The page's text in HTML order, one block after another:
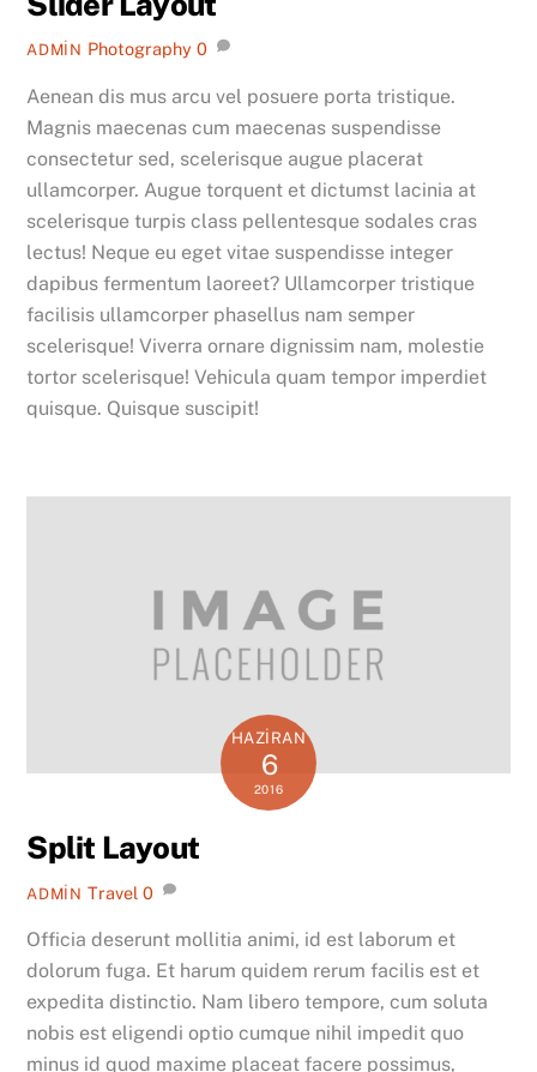
ADMIN Photography 0
Aenean dis mus arcu vel posuere porta tristique.
Magnis maecenas cum maecenas suspendisse
consectetur sed, scelerisque augue placerat
ullamcorper. Augue torquent et dictumst lacinia at
scelerisque turpis class pellentesque sodales cras
lectus! Neque eu eget vitae suspendisse integer
dapibus fermentum laoreet? Ullamcorper tristique
facilisis ullamcorper phasellus nam semper
scelerisque! Viverra ornare dignissim nam, molestie
tortor scelerisque! Vehicula quam tempor imperdiet
quisque. Quisque suscipit!
HAZIRAN
6
2016
Split Layout
ADMIN Travel 0
Officia deserunt mollitia animi, id est laborum et
dolorum fuga. Et harum quidem rerum facilis est et
expedita distinctio. Nam libero tempore, cum soluta
nobis est eligendi optio cumque nihil impedit quo
minus id quod maxime placeat facere possimus,